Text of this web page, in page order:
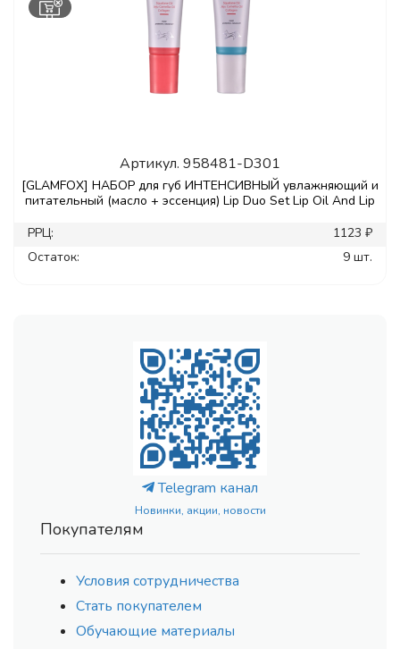
Артикул. 958481-D301
[GLAMFOX] НАБОР для губ ИНТЕНСИВНЫЙ увлажняющий и
питательный (масло + эссенция) Lip Duo Set Lip Oil And Lip
РРЦ:
1123 ₽
Остаток:
9 шт.
Telegram канал
Новинки, акции, новости
Покупателям
Условия сотрудничества
Стать покупателем
Обучающие материалы